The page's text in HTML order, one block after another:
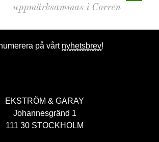
uppmärksammas i Corren
på vårt nyhetsbrev!
EKSTRÖM & GARAY
Johannesgränd 1
111 30 STOCKHOLM